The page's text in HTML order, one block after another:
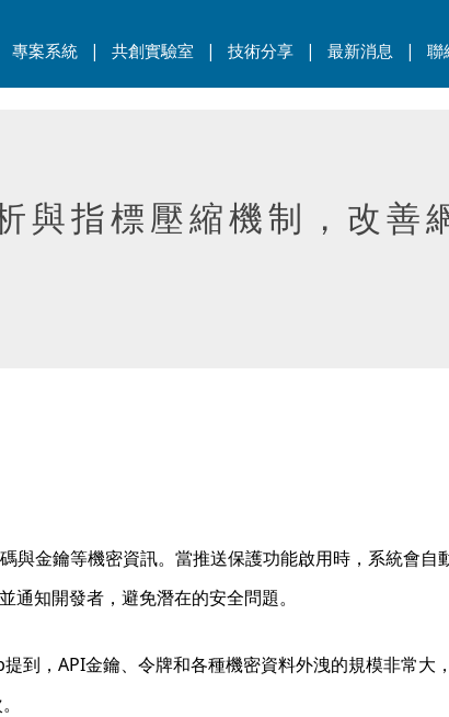
專案系統| 共創實驗室 | 技術分享| 最新消息 | 聯
指標壓縮機制，改善
與金鑰等機密資訊。當推送保護功能啟用時，系統會
知開發者，避免潛在的安全問題。
，API金鑰、令牌和各種機密資料外洩的規模非常大